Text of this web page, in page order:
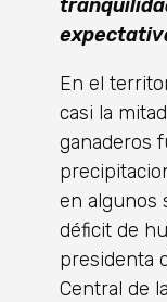
En el
casi la
ganaderos
en algunos
déficit de
presidenta
Central de